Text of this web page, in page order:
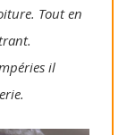
Tout en
il